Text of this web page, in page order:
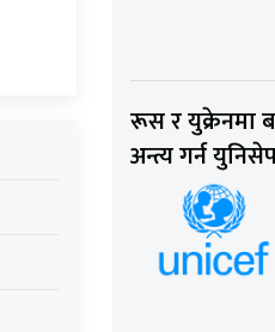
रूस र युक्रेनमा
अन्त्य गर्न